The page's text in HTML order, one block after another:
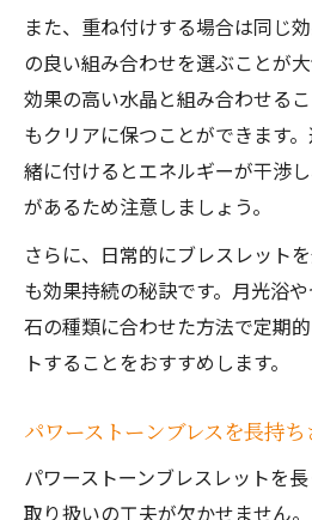
また、重ね付けする場合は同じ
の良い組み合わせを選ぶことが
効果の高い水晶と組み合わせる
もクリアに保つことができます
緒に付けるとエネルギーが干渉
があるため注意しましょう。
さらに、日常的にブレスレット
も効果持続の秘訣です。月光浴や
石の種類に合わせた方法で定期
トすることをおすすめします。
パワーストーンブレスを長持
パワーストーンブレスレットを長
取り扱いの工夫が欠かせません